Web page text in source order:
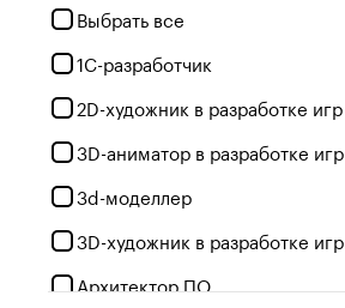
Выбрать все
1С-разработчик
2D-художник в разработке игр
3D-аниматор в разработке игр
3d-моделлер
3D-художник в разработке игр
Архитектор ПО